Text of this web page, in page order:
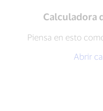
Calculadora
Piensa en esto
Abrir